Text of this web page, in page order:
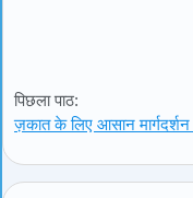
पिछला पाठ:
ज़कात के लिए आसान